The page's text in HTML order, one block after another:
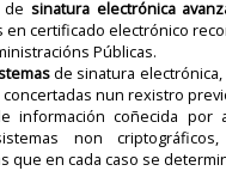
de sinatura electrónica
en certificado electrónico
Públicas.
de sinatura electrónica,
nun rexistro
información coñecida por
non
que en cada caso se